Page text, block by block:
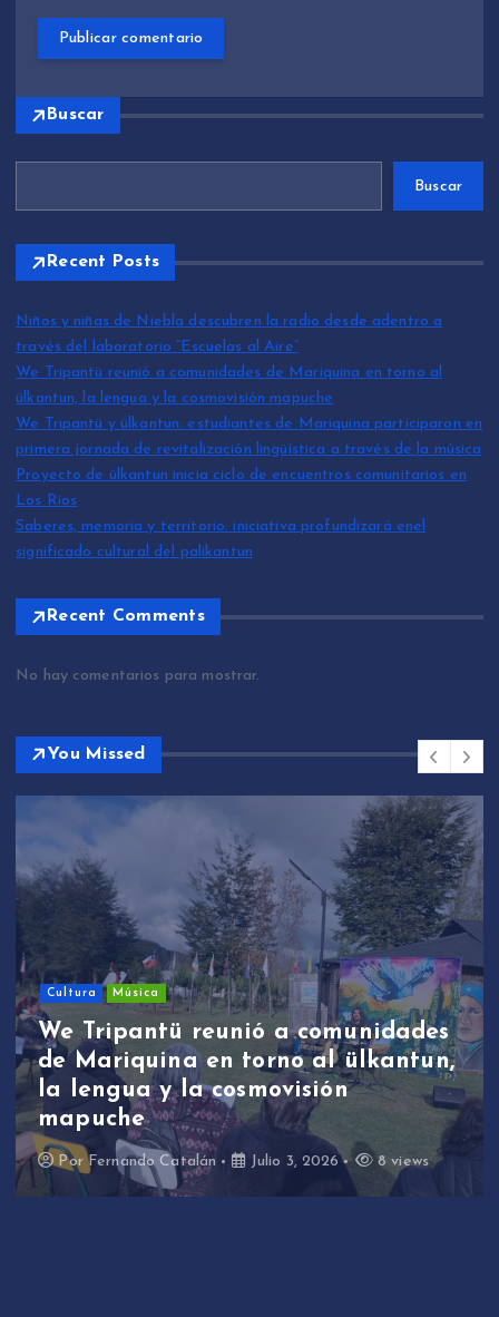
Buscar
Buscar
Recent Posts
Niños y niñas de Niebla descubren la radio desde adentro a
través del laboratorio “Escuelas al Aire”
We Tripantü reunió a comunidades de Mariquina en torno al
ülkantun, la lengua y la cosmovisión mapuche
We Tripantü y ülkantun: estudiantes de Mariquina participaron en
primera jornada de revitalización lingüística a través de la música
Proyecto de ülkantun inicia ciclo de encuentros comunitarios en
Los Ríos
Saberes, memoria y territorio: iniciativa profundizará enel
significado cultural del palikantun
Recent Comments
No hay comentarios para mostrar.
You Missed
Cultura Música
We Tripantü reunió a comunidades
de Mariquina en torno al ülkantun,
la lengua y la cosmovisión
mapuche
PorFernando Catalán Julio 3, 2026 8 views